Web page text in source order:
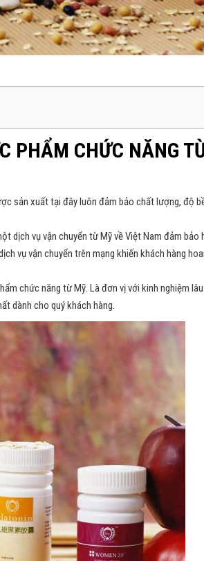
PHẨM CHỨC NĂNG
sản xuất tại đây luôn đảm bảo chất lượng, độ
dịch vụ vận chuyển từ Mỹ về Việt Nam đảm bảo
vụ vận chuyển trên mạng khiến khách hàng
chức năng từ Mỹ. Là đơn vị với kinh nghiệm
dành cho quý khách hàng.